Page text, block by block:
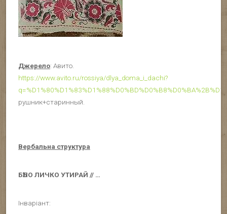
Джерело: Авито.
https://www.avito.ru/rossiya/dlya_doma_i_dachi?
рушник+старинный.
Вербальна структура
БѢЛО ЛИЧКО УТИРАЙ // …
Інваріант: